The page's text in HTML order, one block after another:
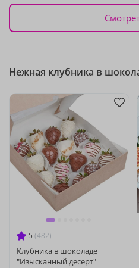
Нежная клубника в
5 (482)
Клубника в шоколаде
"Изысканный десерт"